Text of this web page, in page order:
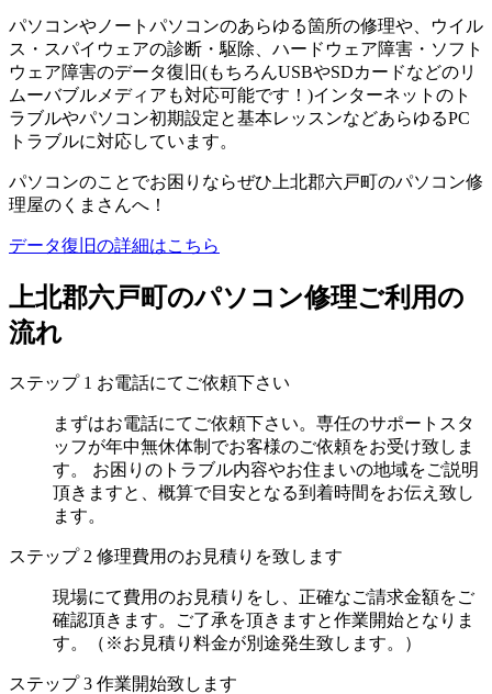
パソコンやノートパソコンのあらゆる箇所の修理や、ウイル
ス・スパイウェアの診断・駆除、ハードウェア障害・ソフト
ウェア障害のデータ復旧(もちろんUSBやSDカードなどのリ
ムーバブルメディアも対応可能です！)インターネットのト
ラブルやパソコン初期設定と基本レッスンなどあらゆるPC
トラブルに対応しています。
パソコンのことでお困りならぜひ上北郡六戸町のパソコン修
理屋のくまさんへ！
データ復旧の詳細はこちら
上北郡六戸町のパソコン修理ご利用の
流れ
ステップ 1 お電話にてご依頼下さい
まずはお電話にてご依頼下さい。専任のサポートスタ
ッフが年中無休体制でお客様のご依頼をお受け致しま
す。 お困りのトラブル内容やお住まいの地域をご説明
頂きますと、概算で目安となる到着時間をお伝え致し
ます。
ステップ 2 修理費用のお見積りを致します
現場にて費用のお見積りをし、正確なご請求金額をご
確認頂きます。ご了承を頂きますと作業開始となりま
す。（※お見積り料金が別途発生致します。）
ステップ 3 作業開始致します